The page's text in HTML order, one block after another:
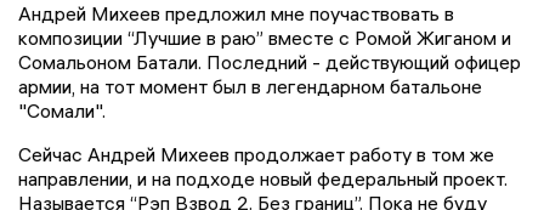
Андрей Михеев предложил мне поучаствовать в
композиции “Лучшие в раю” вместе с Ромой Жиганом и
Сомальоном Батали. Последний - действующий офицер
армии, на тот момент был в легендарном батальоне
"Сомали".
Сейчас Андрей Михеев продолжает работу в том же
направлении, и на подходе новый федеральный проект.
Называется “Рэп Взвод 2. Без границ”. Пока не буду